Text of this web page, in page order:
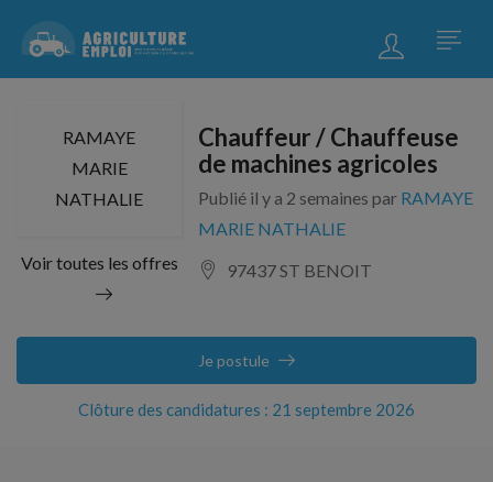
RAMAYE
MARIE
NATHALIE
Voir toutes les offres
Chauffeur / Chauffeuse
de machines agricoles
Publié il y a 2 semaines par RAMAYE
MARIE NATHALIE
97437 ST BENOIT
Clôture des candidatures : 21 septembre 2026
Je postule